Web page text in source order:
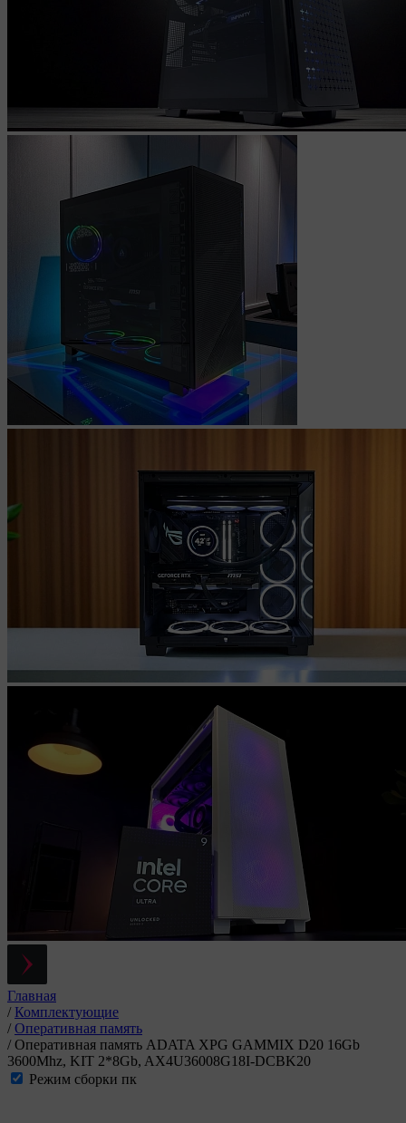
Главная
/ Комплектующие
/ Оперативная память
/ Оперативная память ADATA XPG GAMMIX D20 16Gb
3600Mhz, KIT 2*8Gb, AX4U36008G18I-DCBK20
Режим сборки пк